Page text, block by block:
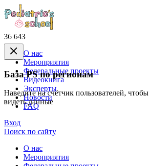
36 643
База PS по регионам
Наведите на счётчик пользователей, чтобы
видеть данные
О нас
Mероприятия
Федеральные проекты
Видеокнига
Эксперты
Новости
FAQ
Вход
Поиск по сайту
О нас
Mероприятия